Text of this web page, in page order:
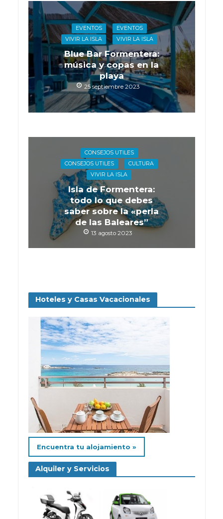
EVENTOS
EVENTOS
VIVIR LA ISLA
VIVIR LA ISLA
Blue Bar Formentera:
música y copas en la
playa
25 septiembre 2023
CONSEJOS UTILES
CONSEJOS UTILES
CULTURA
VIVIR LA ISLA
Isla de Formentera:
todo lo que debes
saber sobre la «perla
de las Baleares”
13 agosto 2023
Hoteles y Casas Vacacionales
Encuentra tu alojamiento »
Alquiler y Servicios